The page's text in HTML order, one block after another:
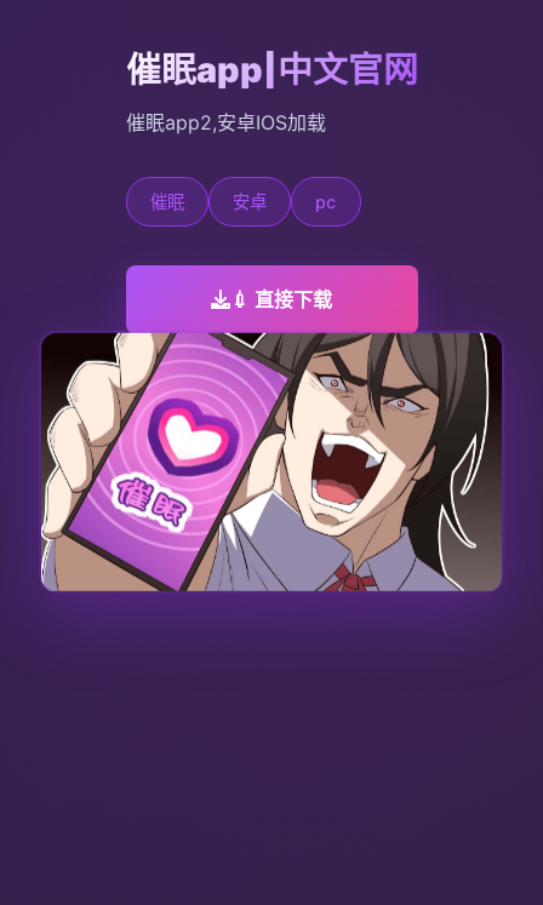
催眠app|中文官网
催眠app2,安卓IOS加载
催眠 安卓 pc
💉 直接下载